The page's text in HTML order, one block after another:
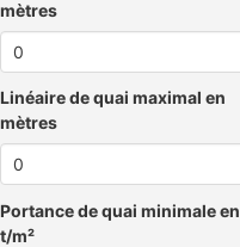
mètres
Linéaire de quai maximal en
mètres
Portance de quai minimale en
t/m²